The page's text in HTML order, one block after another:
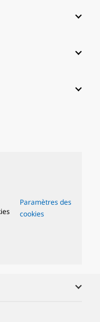
Paramètres des
cookies